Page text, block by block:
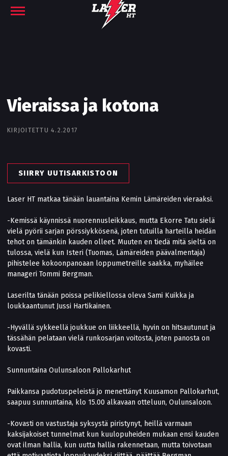
Vieraissa ja kotona
KIRJOITETTU 4.2.2017
SIIRRY UUTISARKISTOON
Laser HT matkaa tänään lauantaina Kemin Lämäreiden vieraaksi.
-Kemissä käynnissä nuorennusleikkaus, mutta Ekorre Tatu sielä
vielä pyörii sarjan pörssiykkösenä, joten tutuilla harteilla heidän
tehot on tämänkin kauden olleet. Muuten en tiedä mitä sieltä on
tulossa, vielä kun Isteri (Tuomas, Lämäreiden päävalmentaja)
pihistelee kokoonpanoaan loppumetreille saakka, myhäilee
manageri Tommi Bergman.
Laserilta tänään poissa pelikiellossa oleva Sami Kuikka ja
loukkaantunut Jussi Hartikainen.
-Hyvällä sykkeellä joukkue on liikkeellä, hyvin on hitsautunut ja
tässähän pelataan vielä runkosarjan voitosta, joten panosta on
kovasti.
Sunnuntaina Oulunsaloon Pallokarhut
Paikkansa pudotuspeleistä jo menettänyt Kuusamon Pallokarhut,
saapuu sunnuntaina, klo 15.00 alkavaan otteluun, Oulunsaloon.
-Kovasti on vastustaja syksystä piristynyt, heillä varmaan
kaksijakoiset tunnelmat kun kuulopuheiden mukaan ensi kauden
ovat ilman hallia, kun uutta hallia rakennetaan, mutta toivotaan